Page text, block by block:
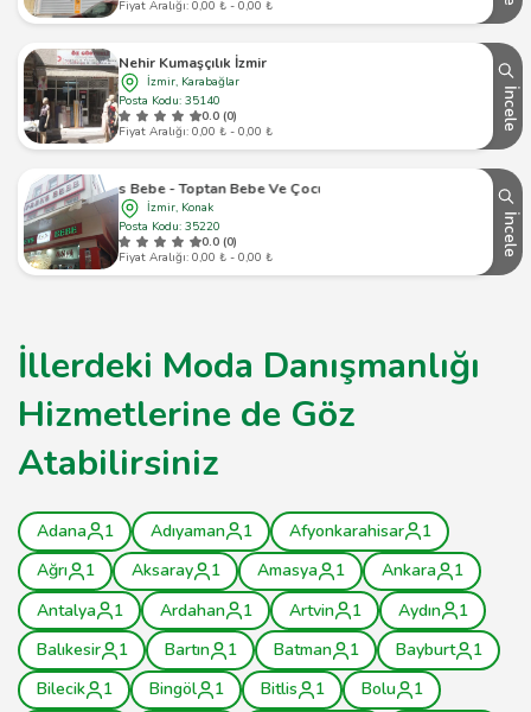
Fiyat Aralığı: 0,00 ₺ - 0,00 ₺
Nehir Kumaşçılık İzmir
İzmir, Karabağlar
Posta Kodu: 35140
0.0 (0)
Fiyat Aralığı: 0,00 ₺ - 0,00 ₺
İncele
Prens Bebe - Toptan Bebe Ve Çocuk Giyim
İzmir, Konak
Posta Kodu: 35220
0.0 (0)
Fiyat Aralığı: 0,00 ₺ - 0,00 ₺
İncele
İllerdeki Moda Danışmanlığı
Hizmetlerine de Göz
Atabilirsiniz
Adana 1 Adıyaman 1 Afyonkarahisar
1
Ağrı
1 Aksaray 1 Amasya 1 Ankara
1
Antalya
1 Ardahan 1 Artvin 1 Aydın
1
Balıkesir
1 Bartın 1 Batman 1 Bayburt
1
Bilecik
1 Bingöl 1 Bitlis 1 Bolu
1